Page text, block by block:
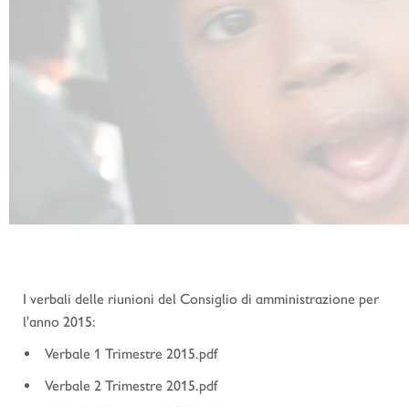
I verbali delle riunioni del Consiglio di amministrazione per
l'anno 2015:
Verbale 1 Trimestre 2015.pdf
Verbale 2 Trimestre 2015.pdf